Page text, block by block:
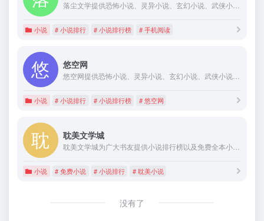
小说 # 小说排行 # 小说排行榜 # 手机阅读
悠空网
小说 # 小说排行 # 小说排行榜 # 悠空网
耽美文学城
小说 # 免费小说 # 小说排行 # 耽美小说
没有了